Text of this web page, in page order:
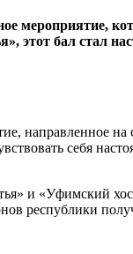
бал стал
направленное
себя
и «Уфимский
республики